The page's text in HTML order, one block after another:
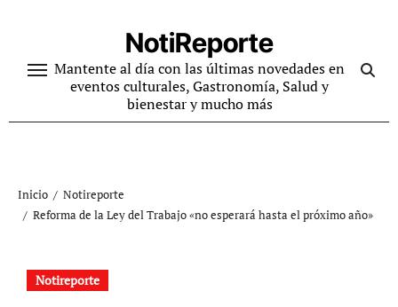
contenido
NotiReporte
Mantente al día con las últimas novedades en
eventos culturales, Gastronomía, Salud y
bienestar y mucho más
Inicio
Notireporte
Reforma de la Ley del Trabajo «no esperará hasta el próximo año»
Notireporte